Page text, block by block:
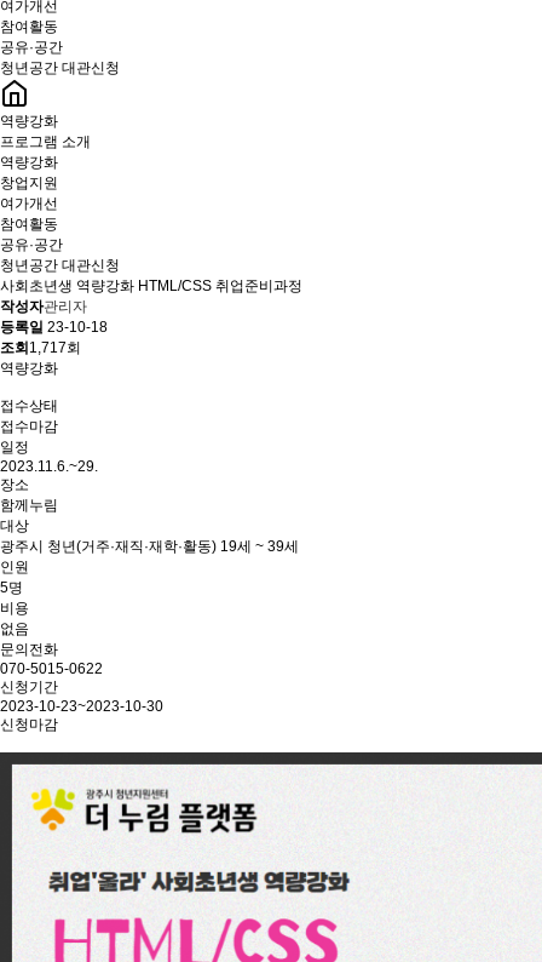
여가개선
참여활동
공유·공간
청년공간 대관신청
역량강화
프로그램 소개
역량강화
창업지원
여가개선
참여활동
공유·공간
청년공간 대관신청
사회초년생 역량강화 HTML/CSS 취업준비과정
작성자관리자
등록일 23-10-18
조회 1,717회
역량강화
접수상태
접수마감
일정
2023.11.6.~29.
장소
함께누림
대상
광주시 청년(거주·재직·재학·활동) 19세 ~ 39세
인원
5명
비용
없음
문의전화
070-5015-0622
신청기간
2023-10-23~2023-10-30
신청마감